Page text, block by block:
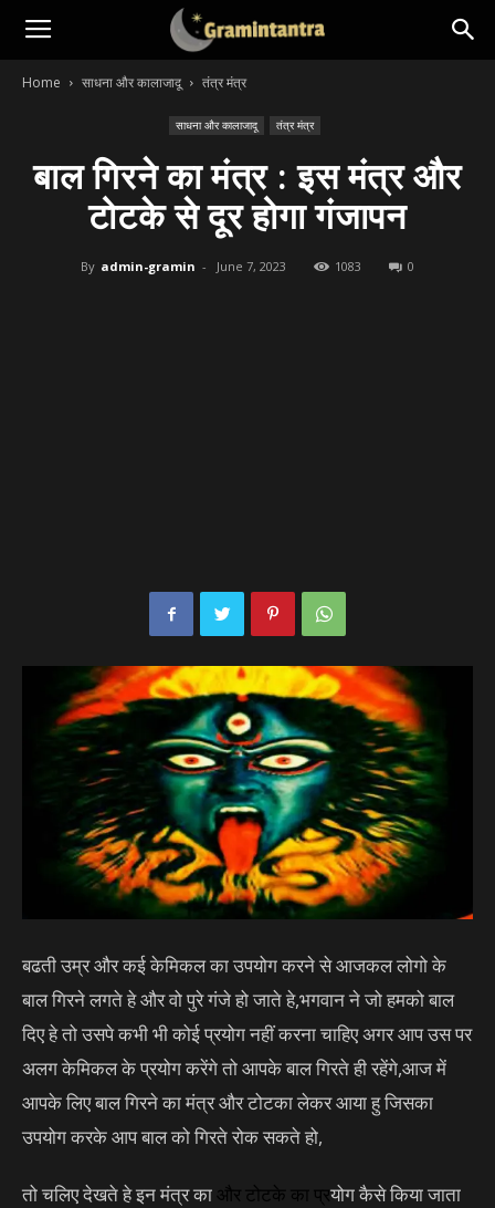
Home साधना और कालाजादू तंत्र मंत्र
साधना और कालाजादू तंत्र मंत्र
बाल गिरने का मंत्र : इस मंत्र और
टोटके से दूर होगा गंजापन
By admin-gramin - June 7, 2023 1083 0
बढती उम्र और कई केमिकल का उपयोग करने से आजकल लोगो के
बाल गिरने लगते हे और वो पुरे गंजे हो जाते हे,भगवान ने जो हमको बाल
दिए हे तो उसपे कभी भी कोई प्रयोग नहीं करना चाहिए अगर आप उस पर
अलग केमिकल के प्रयोग करेंगे तो आपके बाल गिरते ही रहेंगे,आज में
आपके लिए बाल गिरने का मंत्र और टोटका लेकर आया हु जिसका
उपयोग करके आप बाल को गिरते रोक सकते हो,
तो चलिए देखते हे इन मंत्र का और टोटके का प्रयोग कैसे किया जाता